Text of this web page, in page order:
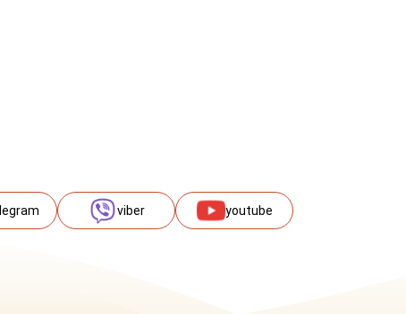
viber youtube